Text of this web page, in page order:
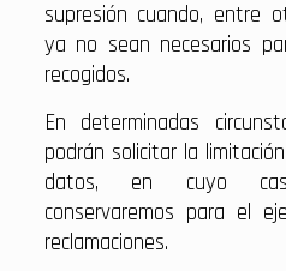
supresión cuando, entre
ya no sean necesarios
recogidos.
En determinadas
podrán solicitar la
datos, en cuyo
conservaremos para el
reclamaciones.